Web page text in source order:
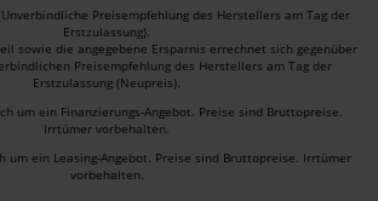
Preisempfehlung des Herstellers am Tag der
Erstzulassung).
sowie die angegebene Ersparnis errechnet sich gegenüber
Preisempfehlung des Herstellers am Tag der
Erstzulassung (Neupreis).
um ein Finanzierungs-Angebot. Preise sind Bruttopreise.
Irrtümer vorbehalten.
um ein Leasing-Angebot. Preise sind Bruttopreise. Irrtümer
vorbehalten.